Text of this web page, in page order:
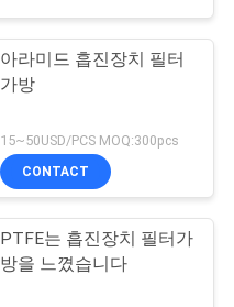
아라미드 흡진장치 필터
가방
15~50USD/PCS MOQ:300pcs
CONTACT
PTFE는 흡진장치 필터가
방을 느꼈습니다